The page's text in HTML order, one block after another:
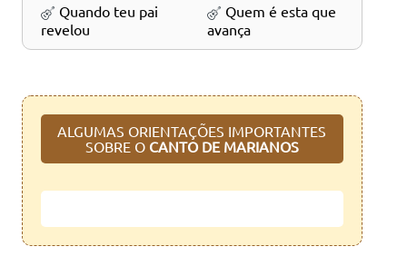
Quando teu pai
revelou
Quem é esta que
avança
ALGUMAS ORIENTAÇÕES IMPORTANTES
SOBRE O CANTO DE MARIANOS